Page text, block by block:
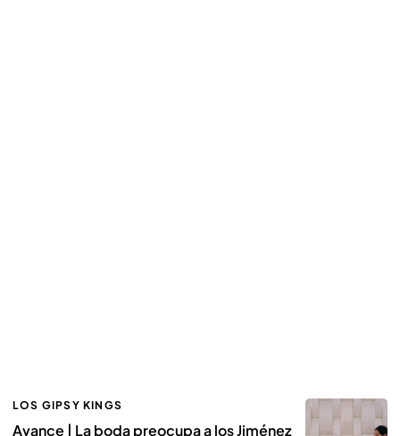
LOS GIPSY KINGS
Avance | La boda preocupa a los Jiménez